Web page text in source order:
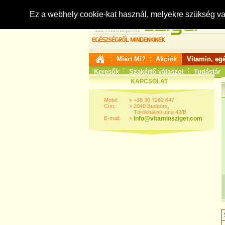
Ez a webhely cookie-kat használ, melyekre szükség
Miért Mi? Akciók
Vitamin,
Keresők
Szakértő válaszol Tudástár
KAPCSOLAT
Mobil:
Cím:
E-mail:
»
»
»
+36 30 7262 647
2040 Budaörs,
Törökbálinti utca 42/B
info@vitaminsziget.com